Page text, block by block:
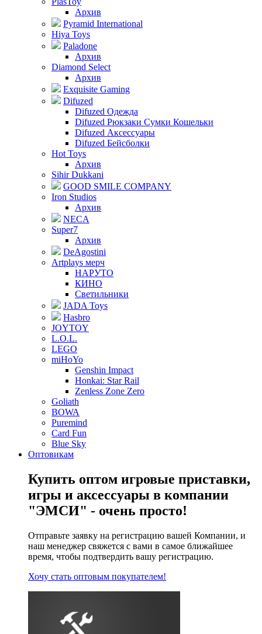
Архив
Pyramid International
Hiya Toys
Paladone
Архив
Diamond Select
Архив
Exquisite Gaming
Difuzed
Difuzed Одежда
Difuzed Рюкзаки Сумки Кошельки
Difuzed Аксессуары
Difuzed Бейсболки
Hot Toys
Архив
Sihir Dukkani
GOOD SMILE COMPANY
Iron Studios
Архив
NECA
Super7
Архив
DeAgostini
Artplays мерч
НАРУТО
КИНО
Светильники
JADA Toys
Hasbro
JOYTOY
L.O.L.
LEGO
miHoYo
Genshin Impact
Honkai: Star Rail
Zenless Zone Zero
Goliath
BOWA
Puremind
Card Fun
Blue Sky
Оптовикам
Купить оптом игровые приставки,
игры и аксессуары в компании
"ЭМСИ" - очень просто!
Отправьте заявку на регистрацию вашей Компании, и
наш менеджер свяжется с вами в самое ближайшее
время, чтобы подтвердить вашу регистрацию.
Хочу стать оптовым покупателем!